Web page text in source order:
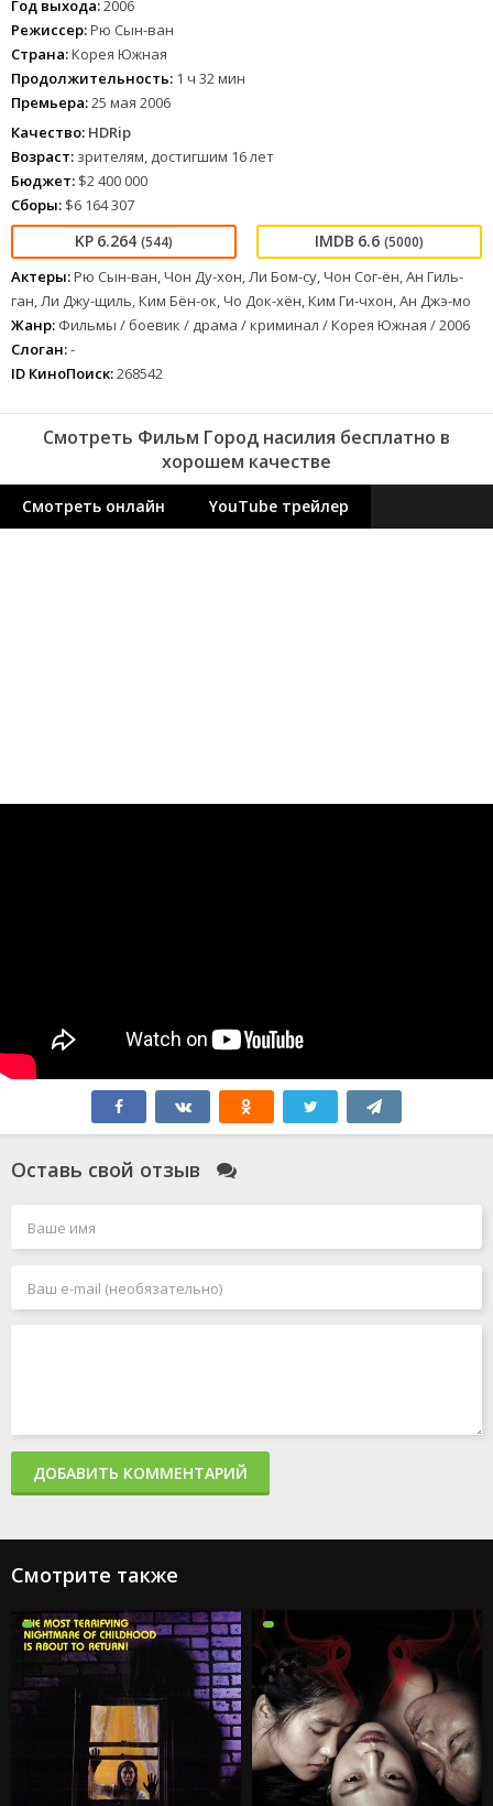
Год выхода:2006
Режиссер:Рю Сын-ван
Страна:Корея Южная
Продолжительность: 1 ч 32 мин
Премьера:25 мая 2006
Качество: HDRip
Возраст: зрителям, достигшим 16 лет
Бюджет: $2 400 000
Сборы: $6 164 307
6.264 (544) 6.6 (5000)
Актеры:Рю Сын-ван, Чон Ду-хон, Ли Бом-су, Чон Сог-ён, Ан Гиль-
ган, Ли Джу-щиль, Ким Бён-ок, Чо Док-хён, Ким Ги-чхон, Ан Джэ-мо
Жанр: Фильмы / боевик / драма / криминал / Корея Южная / 2006
Слоган:-
ID КиноПоиск:268542
Смотреть Фильм Город насилия бесплатно в
хорошем качестве
Смотреть онлайн YouTube трейлер
Оставь свой отзыв
ДОБАВИТЬ КОММЕНТАРИЙ
Смотрите также